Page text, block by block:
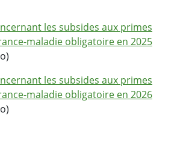
les subsides aux primes
maladie obligatoire en 2025
les subsides aux primes
maladie obligatoire en 2026